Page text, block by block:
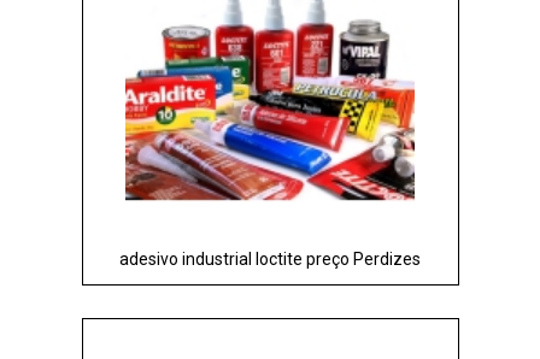
adesivo industrial loctite preço Perdizes